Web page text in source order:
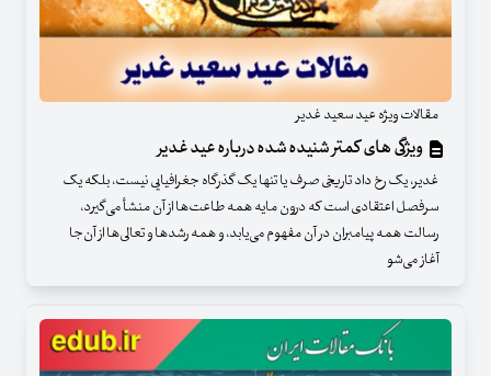
مقالات ویژه عید سعید غدیر
ویژگی های کمتر شنیده شده درباره عید غدیر
غدیر، یک رخ داد تاریخی صرف یا تنها یک گذرگاه جغرافیایی نیست، بلکه یک
سرفصل اعتقادی است که درون مایه همه طاعت‌ها از آن منشأ می‌گیرد،
رسالت همه پیامبران در آن مفهوم می‌یابد، و همه رشد‌ها و تعالی‌ها از آن‌جا
آغاز می‌شو